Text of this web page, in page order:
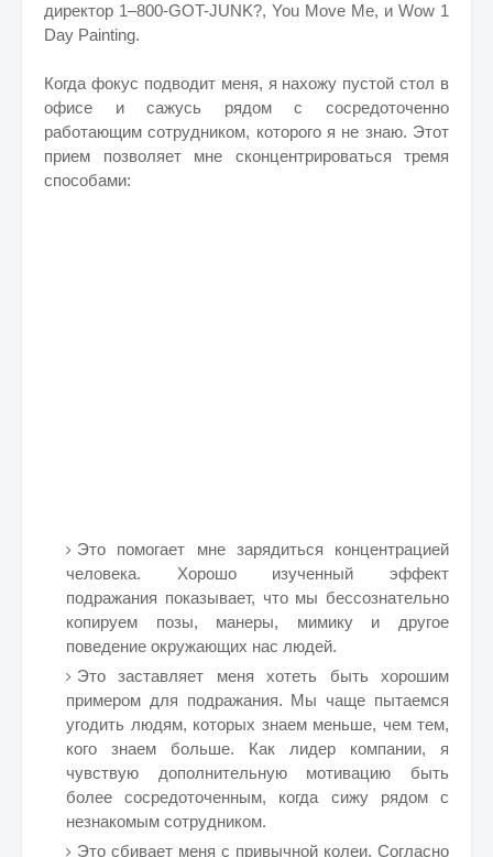
директор 1–800-GOT-JUNK?, You Move Me, и Wow 1
Day Painting.
Когда фокус подводит меня, я нахожу пустой стол в
офисе и сажусь рядом с сосредоточенно
работающим сотрудником, которого я не знаю. Этот
прием позволяет мне сконцентрироваться тремя
способами:
Это помогает мне зарядиться концентрацией
человека. Хорошо изученный эффект
подражания показывает, что мы бессознательно
копируем позы, манеры, мимику и другое
поведение окружающих нас людей.
Это заставляет меня хотеть быть хорошим
примером для подражания. Мы чаще пытаемся
угодить людям, которых знаем меньше, чем тем,
кого знаем больше. Как лидер компании, я
чувствую дополнительную мотивацию быть
более сосредоточенным, когда сижу рядом с
незнакомым сотрудником.
Это сбивает меня с привычной колеи. Согласно